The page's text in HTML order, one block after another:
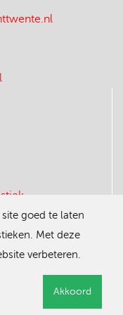
goed te laten
Met deze
verbeteren.
Akkoord